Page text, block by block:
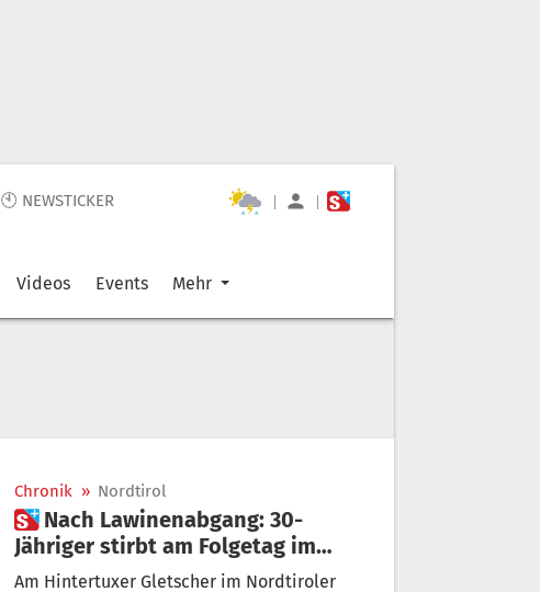
🕙 NEWSTICKER | |
Videos Events Mehr
Chronik » Nordtirol
 Nach Lawinenabgang: 30-
Jähriger stirbt am Folgetag im
Krankenhaus
Am Hintertuxer Gletscher im Nordtiroler